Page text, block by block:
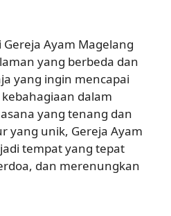
Ayam Magelang
yang berbeda dan
yang ingin mencapai
dalam
yang tenang dan
yang unik, Gereja Ayam
tempat yang tepat
dan merenungkan